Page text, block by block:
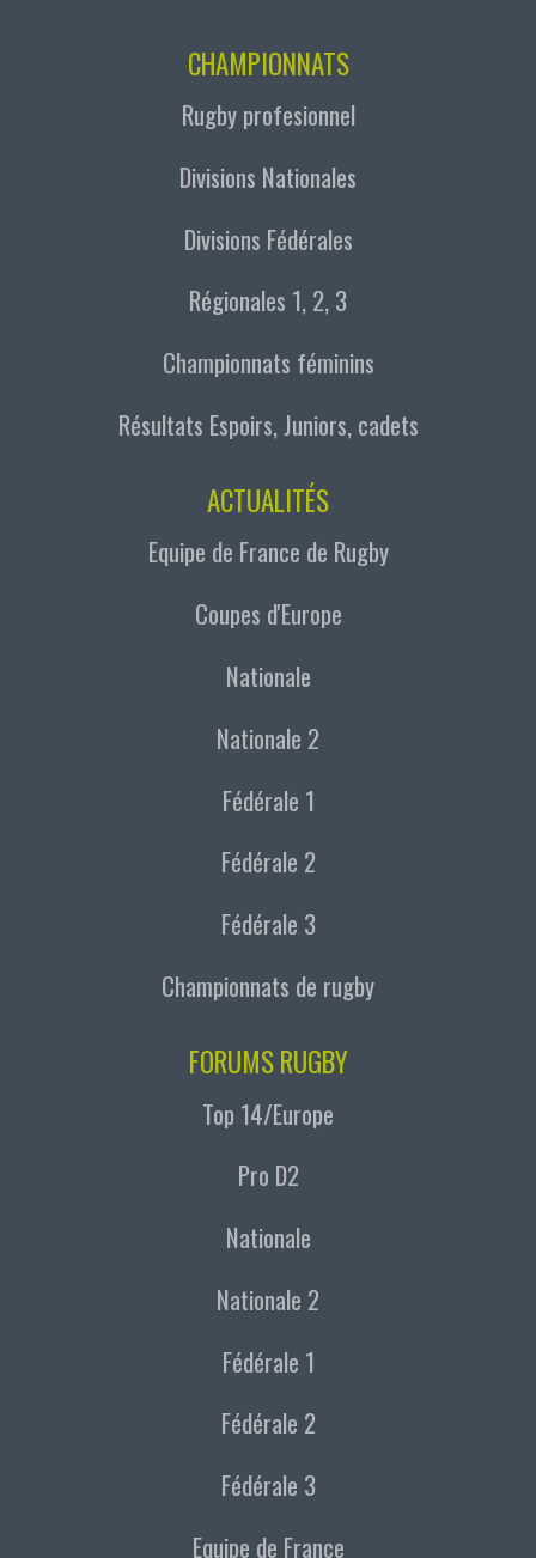
CHAMPIONNATS
Rugby profesionnel
Divisions Nationales
Divisions Fédérales
Régionales 1, 2, 3
Championnats féminins
Résultats Espoirs, Juniors, cadets
ACTUALITÉS
Equipe de France de Rugby
Coupes d'Europe
Nationale
Nationale 2
Fédérale 1
Fédérale 2
Fédérale 3
Championnats de rugby
FORUMS RUGBY
Top 14/Europe
Pro D2
Nationale
Nationale 2
Fédérale 1
Fédérale 2
Fédérale 3
Equipe de France